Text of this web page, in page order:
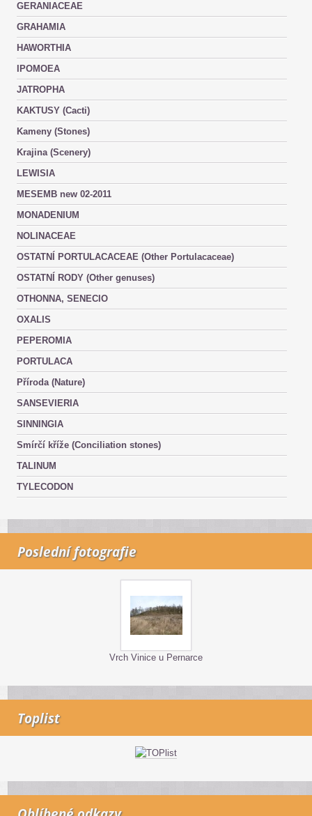
GERANIACEAE
GRAHAMIA
HAWORTHIA
IPOMOEA
JATROPHA
KAKTUSY (Cacti)
Kameny (Stones)
Krajina (Scenery)
LEWISIA
MESEMB new 02-2011
MONADENIUM
NOLINACEAE
OSTATNÍ PORTULACACEAE (Other Portulacaceae)
OSTATNÍ RODY (Other genuses)
OTHONNA, SENECIO
OXALIS
PEPEROMIA
PORTULACA
Příroda (Nature)
SANSEVIERIA
SINNINGIA
Smírčí kříže (Conciliation stones)
TALINUM
TYLECODON
Poslední fotografie
Vrch Vinice u Pernarce
Toplist